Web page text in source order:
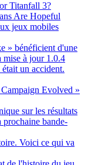
Titanfall 3?
Are Hopeful
jeux mobiles
» bénéficient d'une
mise à jour 1.0.4
un accident.
Evolved »
sur les résultats
prochaine bande-
Voici ce qui va